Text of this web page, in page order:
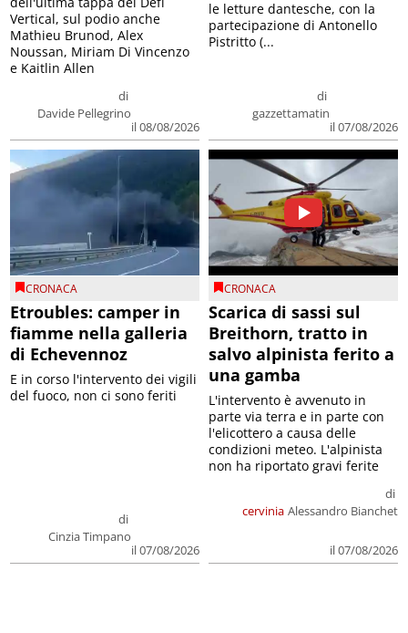
di
Davide Pellegrino
il 08/08/2026
Vertical, sul podio anche
Mathieu Brunod, Alex
Noussan, Miriam Di Vincenzo
e Kaitlin Allen
di
gazzettamatin
il 07/08/2026
le letture dantesche, con la
partecipazione di Antonello
Pistritto (...
CRONACA
Etroubles: camper in
fiamme nella galleria
di Echevennoz
di
Cinzia Timpano
il 07/08/2026
E in corso l'intervento dei vigili
del fuoco, non ci sono feriti
CRONACA
Scarica di sassi sul
Breithorn, tratto in
salvo alpinista ferito a
una gamba
cervinia
di
Alessandro Bianchet
il 07/08/2026
L'intervento è avvenuto in
parte via terra e in parte con
l'elicottero a causa delle
condizioni meteo. L'alpinista
non ha riportato gravi ferite